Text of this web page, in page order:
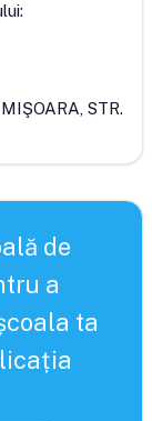
STR.
de
a
ta